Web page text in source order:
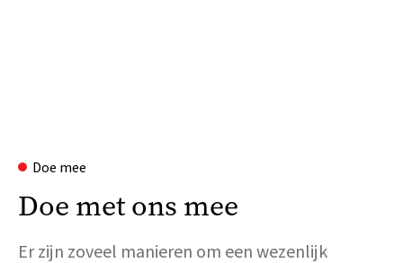
Doe mee
Doe met ons mee
Er zijn zoveel manieren om een wezenlijk